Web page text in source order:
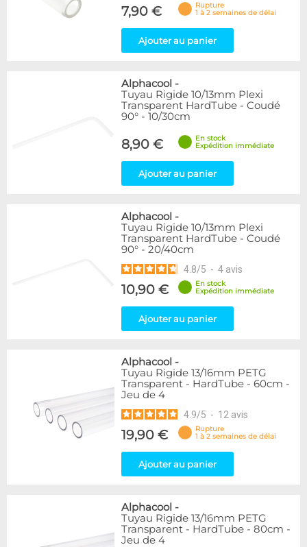
7,90 €
Rupture
1 à 2 semaines de délai
Ajouter au panier
Alphacool -
Tuyau Rigide 10/13mm Plexi
Transparent HardTube - Coudé
90° - 10/30cm
8,90 €
En stock
Expédition immédiate
Ajouter au panier
Alphacool -
Tuyau Rigide 10/13mm Plexi
Transparent HardTube - Coudé
90° - 20/40cm
4.8/5 - 4 avis
10,90 €
En stock
Expédition immédiate
Ajouter au panier
Alphacool -
Tuyau Rigide 13/16mm PETG
Transparent - HardTube - 60cm -
Jeu de 4
4.9/5 - 12 avis
19,90 €
Rupture
1 à 2 semaines de délai
Ajouter au panier
Alphacool -
Tuyau Rigide 13/16mm PETG
Transparent - HardTube - 80cm -
Jeu de 4